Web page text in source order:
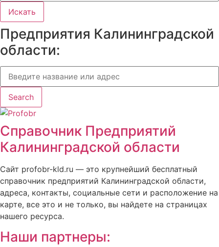
Искать
Предприятия Калининградской
области:
Search
Справочник Предприятий
Калининградской области
Сайт profobr-kld.ru — это крупнейший бесплатный
справочник предприятий Калининградской области,
адреса, контакты, социальные сети и расположение на
карте, все это и не только, вы найдете на страницах
нашего ресурса.
Наши партнеры: